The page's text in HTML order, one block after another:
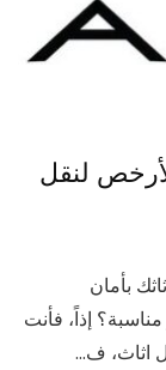
لنقل
بأمان
إذاً، فأنت
اثاث، ف…